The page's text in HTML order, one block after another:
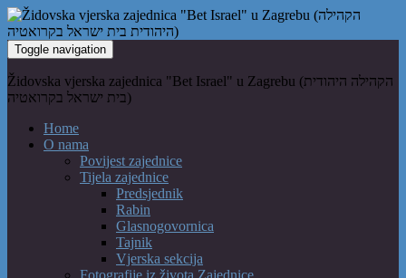
Toggle navigation
Židovska vjerska zajednica "Bet Israel" u Zagrebu (הקהילה היהודית
בית ישראל בקרואטיה)
Home
O nama
Povijest zajednice
Tijela zajednice
Predsjednik
Rabin
Glasnogovornica
Tajnik
Vjerska sekcija
Fotografije iz života Zajednice